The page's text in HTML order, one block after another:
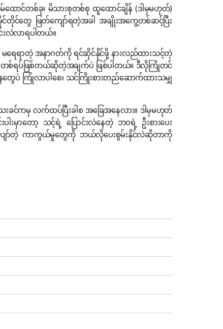
ာင်တစ်ခု၊ မိသားစုတစ်စု ထူထောင်ချိန် (ဒါမှမဟုတ်)
င်တွေ ဖြတ်ကျော်ရတဲ့အခါ အချိုးအကွေ့တစ်ဆင့်ပြီး
လဲလာရပါတယ်။
ရေရာတဲ့ အနာဂတ်ကို ရင်ဆိုင်နိုင်ဖို့ နားလည်ထားသင့်တဲ့
တစ်ရပ်ဖြစ်တယ်ဆိုတဲ့အချက်ပဲ ဖြစ်ပါတယ်။ ဒီလိုကြိုတင်
ကြုံလာပါစေ၊ သင်ကြိုးစားတည်ဆောက်ထားသမျှ
င်ကမှ လက်ထပ်ပြီးခါစ အခြေအနေလား။ ဒါမှမဟုတ်
းမှာတော့ သင့်ရဲ့ ပြောင်းလဲနေတဲ့ ဘဝရဲ့ ဦးစားပေး
ော်တဲ့ ကာကွယ်မှုတွေကို ဘယ်လိုပေးစွမ်းနိုင်လဲဆိုတာကို